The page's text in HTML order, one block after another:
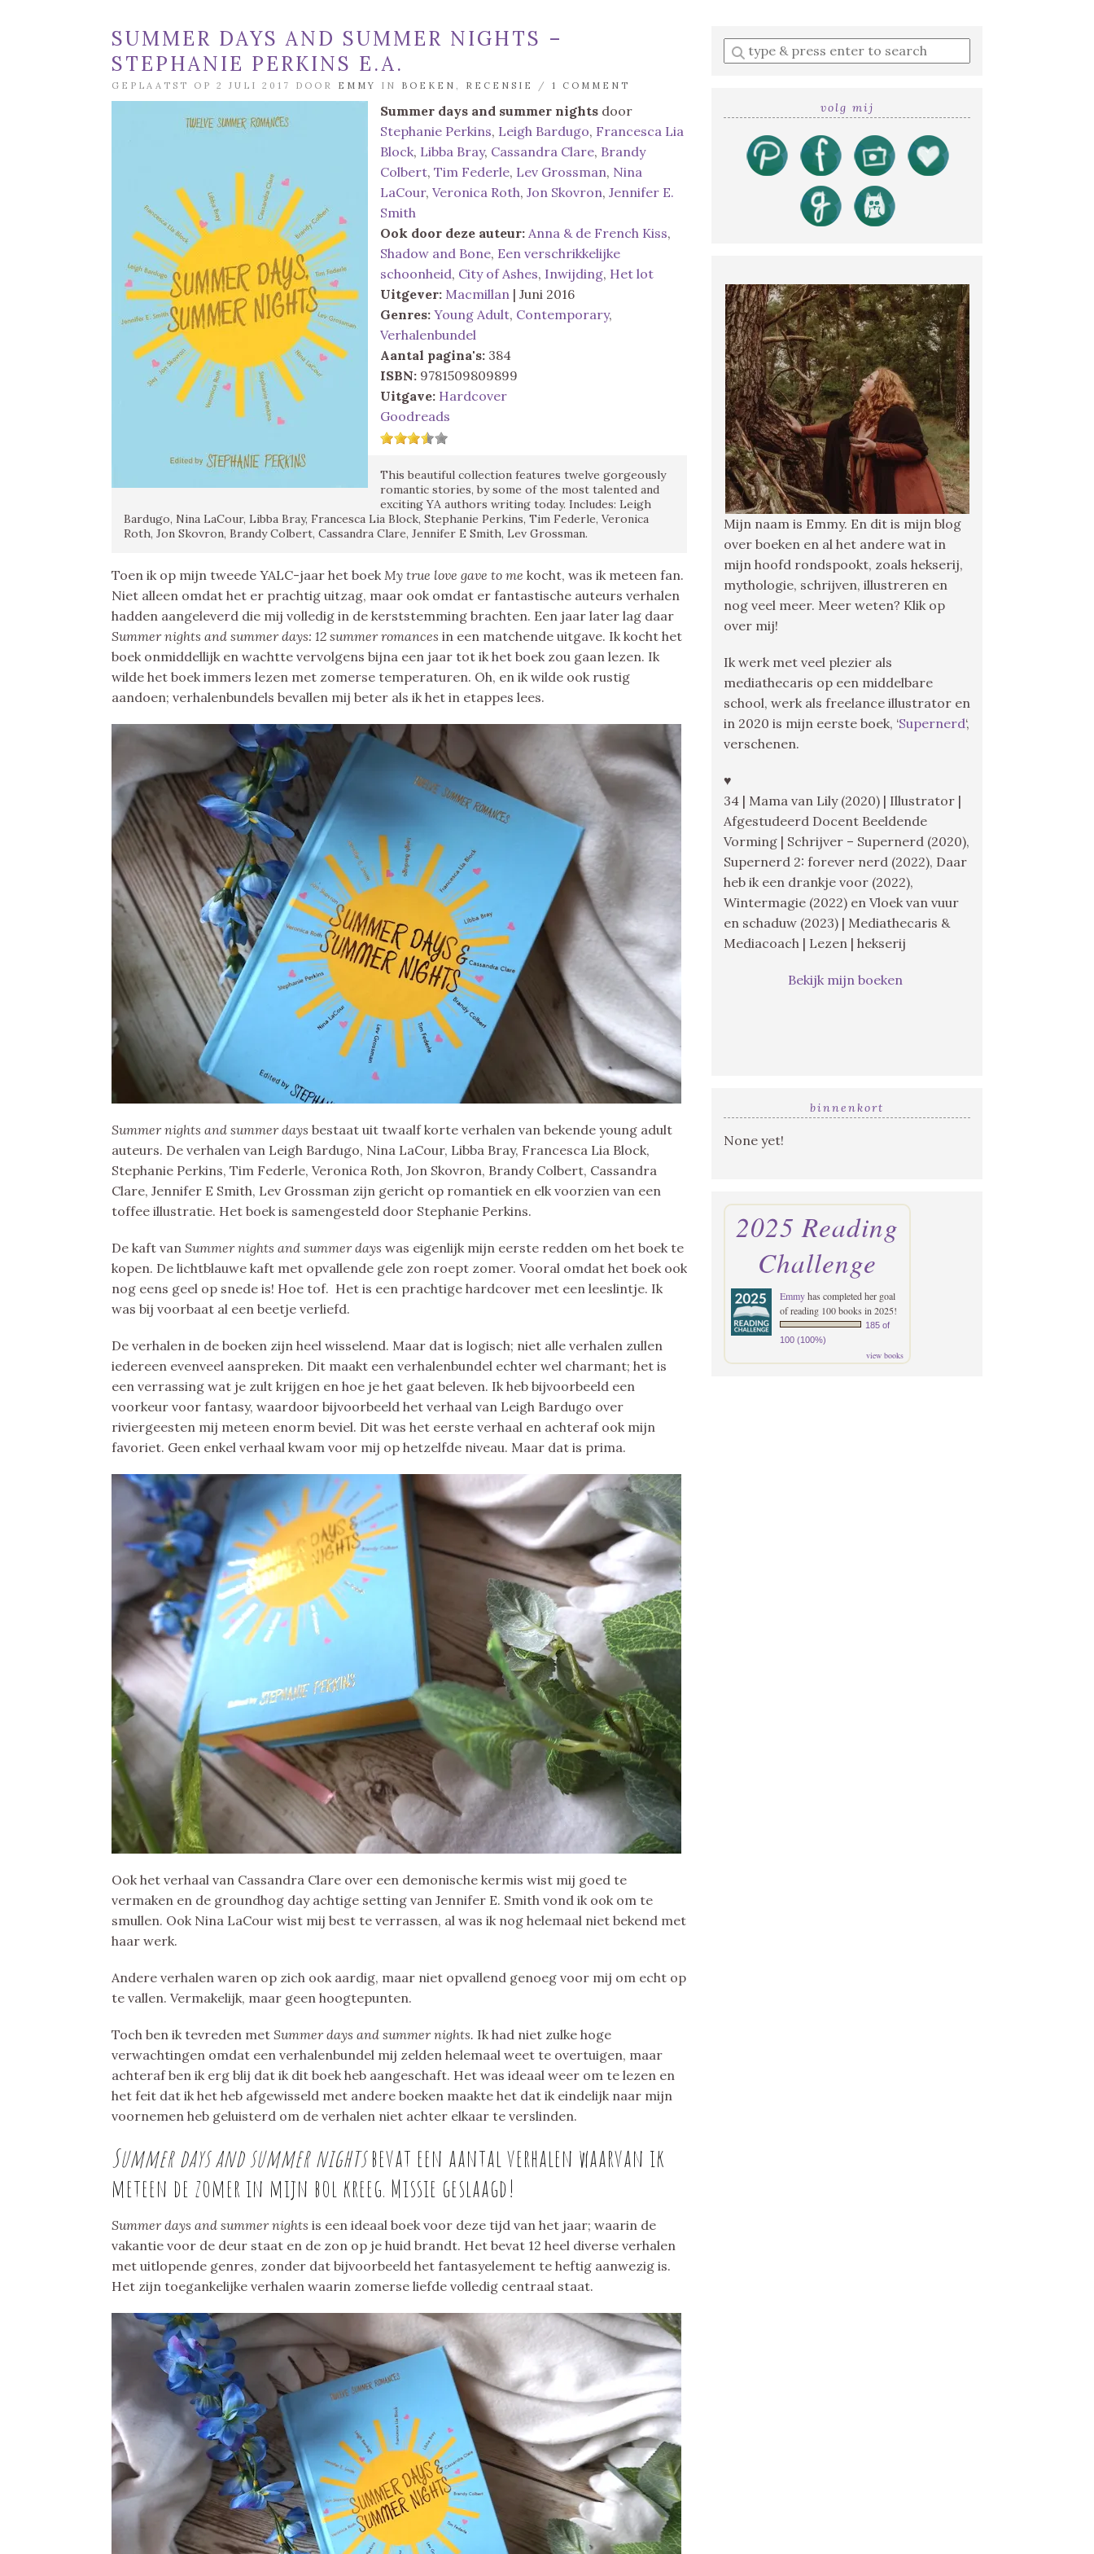
SUMMER DAYS AND SUMMER NIGHTS –
STEPHANIE PERKINS E.A.
GEPLAATST OP 2 JULI 2017 DOOR EMMY IN BOEKEN , RECENSIE / 1 COMMENT
Summer days and summer nights door
Stephanie Perkins, Leigh Bardugo, Francesca Lia
Block, Libba Bray, Cassandra Clare, Brandy
Colbert, Tim Federle, Lev Grossman, Nina
LaCour, Veronica Roth, Jon Skovron, Jennifer E.
Smith
Ook door deze auteur: Anna & de French Kiss,
Shadow and Bone, Een verschrikkelijke
schoonheid, City of Ashes, Inwijding, Het lot
Uitgever: Macmillan | Juni 2016
Genres: Young Adult, Contemporary,
Verhalenbundel
Aantal pagina's: 384
ISBN: 9781509809899
Uitgave: Hardcover
Goodreads
This beautiful collection features twelve gorgeously
romantic stories, by some of the most talented and
exciting YA authors writing today. Includes: Leigh
Bardugo, Nina LaCour, Libba Bray, Francesca Lia Block, Stephanie Perkins, Tim Federle, Veronica
Roth, Jon Skovron, Brandy Colbert, Cassandra Clare, Jennifer E Smith, Lev Grossman.
Toen ik op mijn tweede YALC-jaar het boekMy true love gave to me kocht, was ik meteen fan.
Niet alleen omdat het er prachtig uitzag, maar ook omdat er fantastische auteurs verhalen
hadden aangeleverd die mij volledig in de kerststemming brachten. Een jaar later lag daar
Summer nights and summer days: 12 summer romances in een matchende uitgave. Ik kocht het
boek onmiddellijk en wachtte vervolgens bijna een jaar tot ik het boek zou gaan lezen. Ik
wilde het boek immers lezen met zomerse temperaturen. Oh, en ik wilde ook rustig
aandoen; verhalenbundels bevallen mij beter als ik het in etappes lees.
Summer nights and summer days bestaat uit twaalf korte verhalen van bekende young adult
auteurs. De verhalen van Leigh Bardugo, Nina LaCour, Libba Bray, Francesca Lia Block,
Stephanie Perkins, Tim Federle, Veronica Roth, Jon Skovron, Brandy Colbert, Cassandra
Clare, Jennifer E Smith, Lev Grossman zijn gericht op romantiek en elk voorzien van een
toffee illustratie. Het boek is samengesteld door Stephanie Perkins.
De kaft van Summer nights and summer days was eigenlijk mijn eerste redden om het boek te
kopen. De lichtblauwe kaft met opvallende gele zon roept zomer. Vooral omdat het boek ook
nog eens geel op snede is! Hoe tof. Het is een prachtige hardcover met een leeslintje. Ik
was bij voorbaat al een beetje verliefd.
De verhalen in de boeken zijn heel wisselend. Maar dat is logisch; niet alle verhalen zullen
iedereen evenveel aanspreken. Dit maakt een verhalenbundel echter wel charmant; het is
een verrassing wat je zult krijgen en hoe je het gaat beleven. Ik heb bijvoorbeeld een
voorkeur voor fantasy, waardoor bijvoorbeeld het verhaal van Leigh Bardugo over
riviergeesten mij meteen enorm beviel. Dit was het eerste verhaal en achteraf ook mijn
favoriet. Geen enkel verhaal kwam voor mij op hetzelfde niveau. Maar dat is prima.
Ook het verhaal van Cassandra Clare over een demonische kermis wist mij goed te
vermaken en de groundhog day achtige setting van Jennifer E. Smith vond ik ook om te
smullen. Ook Nina LaCour wist mij best te verrassen, al was ik nog helemaal niet bekend met
haar werk.
Andere verhalen waren op zich ook aardig, maar niet opvallend genoeg voor mij om echt op
te vallen. Vermakelijk, maar geen hoogtepunten.
Toch ben ik tevreden met Summer days and summer nights. Ik had niet zulke hoge
verwachtingen omdat een verhalenbundel mij zelden helemaal weet te overtuigen, maar
achteraf ben ik erg blij dat ik dit boek heb aangeschaft. Het was ideaal weer om te lezen en
het feit dat ik het heb afgewisseld met andere boeken maakte het dat ik eindelijk naar mijn
voornemen heb geluisterd om de verhalen niet achter elkaar te verslinden.
Summer days and summer nightsbevat een aantal verhalen waarvan ik
meteen de zomer in mijn bol kreeg. Missie geslaagd!
Summer days and summer nights is een ideaal boek voor deze tijd van het jaar; waarin de
vakantie voor de deur staat en de zon op je huid brandt. Het bevat 12 heel diverse verhalen
met uitlopende genres, zonder dat bijvoorbeeld het fantasyelement te heftig aanwezig is.
Het zijn toegankelijke verhalen waarin zomerse liefde volledig centraal staat.
Enter
a
volg mij
Mijn naam is Emmy. En dit is mijn blog
over boeken en al het andere wat in
mijn hoofd rondspookt, zoals hekserij,
mythologie, schrijven, illustreren en
nog veel meer. Meer weten? Klik op
over mij!
Ik werk met veel plezier als
mediathecaris op een middelbare
school, werk als freelance illustrator en
in 2020 is mijn eerste boek, ‘Supernerd‘,
verschenen.
♥
34 | Mama van Lily (2020) | Illustrator |
Afgestudeerd Docent Beeldende
Vorming | Schrijver – Supernerd (2020),
Supernerd 2: forever nerd (2022), Daar
heb ik een drankje voor (2022),
Wintermagie (2022) en Vloek van vuur
en schaduw (2023) | Mediathecaris &
Mediacoach | Lezen | hekserij
Bekijk mijn boeken
binnenkort
None yet!
2025 Reading
Challenge
Emmyhas completed her goal
of reading 100 books in 2025!
185 of
100 (100%)
view books